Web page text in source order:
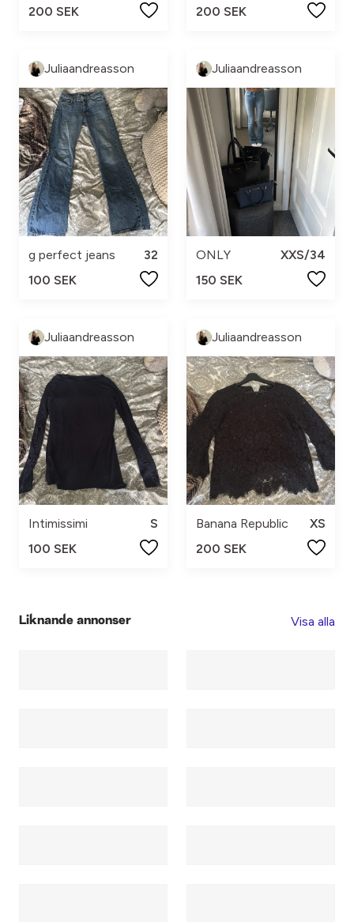
200 SEK
200 SEK
Juliaandreasson
g perfect jeans
32
100 SEK
Juliaandreasson
ONLY
XXS/34
150 SEK
Juliaandreasson
Intimissimi
S
100 SEK
Juliaandreasson
Banana Republic
XS
200 SEK
Liknande annonser Visa alla